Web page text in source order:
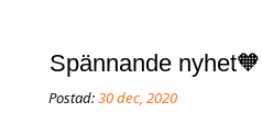
Spännande nyhet🧡